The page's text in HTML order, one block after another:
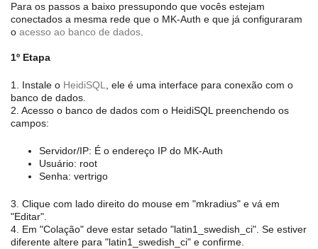
Para os passos a baixo pressupondo que vocês estejam
conectados a mesma rede que o MK-Auth e que já configuraram
o acesso ao banco de dados
1º Etapa
1. Instale o HeidiSQL
, ele é uma interface para conexão com o
banco de dados.
2. Acesso o banco de dados com o HeidiSQL preenchendo os
campos:
Servidor/IP: É o endereço IP do MK-Auth
Usuário: root
Senha: vertrigo
3. Clique com lado direito do mouse em "mkradius" e vá em
"Editar".
4. Em "Colação" deve estar setado "latin1_swedish_ci". Se estiver
diferente altere para "latin1_swedish_ci" e confirme.